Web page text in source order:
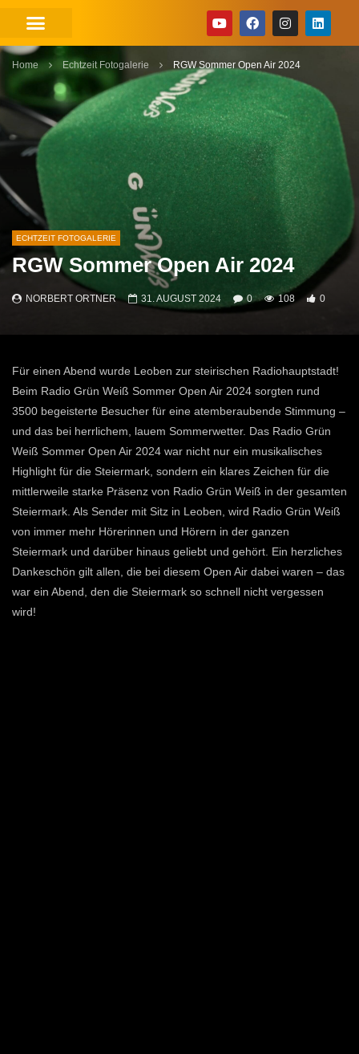
Home Echtzeit Fotogalerie RGW Sommer Open Air 2024
ECHTZEIT FOTOGALERIE
RGW Sommer Open Air 2024
NORBERT ORTNER 31. AUGUST 2024 0 108 0
Für einen Abend wurde Leoben zur steirischen Radiohauptstadt!
Beim Radio Grün Weiß Sommer Open Air 2024 sorgten rund
3500 begeisterte Besucher für eine atemberaubende Stimmung –
und das bei herrlichem, lauem Sommerwetter. Das Radio Grün
Weiß Sommer Open Air 2024 war nicht nur ein musikalisches
Highlight für die Steiermark, sondern ein klares Zeichen für die
mittlerweile starke Präsenz von Radio Grün Weiß in der gesamten
Steiermark. Als Sender mit Sitz in Leoben, wird Radio Grün Weiß
von immer mehr Hörerinnen und Hörern in der ganzen
Steiermark und darüber hinaus geliebt und gehört. Ein herzliches
Dankeschön gilt allen, die bei diesem Open Air dabei waren – das
war ein Abend, den die Steiermark so schnell nicht vergessen
wird!